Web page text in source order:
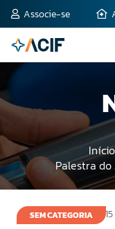
Associe-se
Início
Palestra do
SEM CATEGORIA
4 de novembro de 2015